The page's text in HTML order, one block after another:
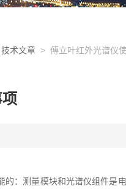
技术文章 > 傅立叶红外光谱仪
：测量模块和光谱仪组件是